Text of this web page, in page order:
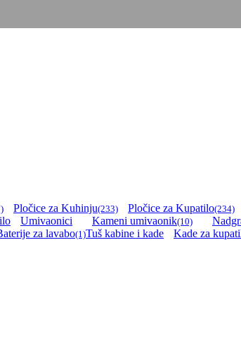
Pločice za Kuhinju(233) Pločice za Kupatilo(234)
Umivaonici Kameni umivaonik(10)
za lavabo(1)Tuš kabine i kade Kade za